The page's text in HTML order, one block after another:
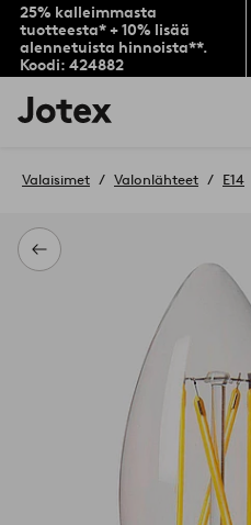
25% kalleimmasta
tuotteesta* + 10% lisää
alennetuista hinnoista**.
Koodi: 424882
Jotex-
logo
aloitussivulle
Takaisin
Valaisimet Valonlähteet E14